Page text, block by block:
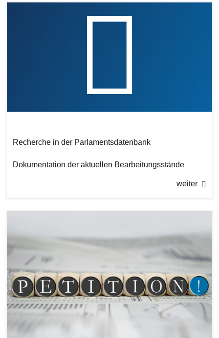
Recherche in der Parlamentsdatenbank
Dokumentation der aktuellen Bearbeitungsstände
weiter